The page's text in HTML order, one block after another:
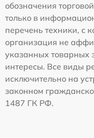
обозначения
только в
перечень техники, с
организация не
указанных товарных
интересы. Все виды
исключительно на
законном
1487 ГК РФ.